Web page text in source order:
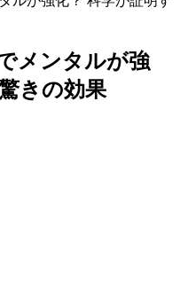
メンタルが強
きの効果